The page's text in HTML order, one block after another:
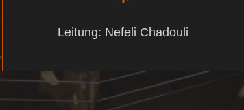
Leitung: Nefeli Chadouli